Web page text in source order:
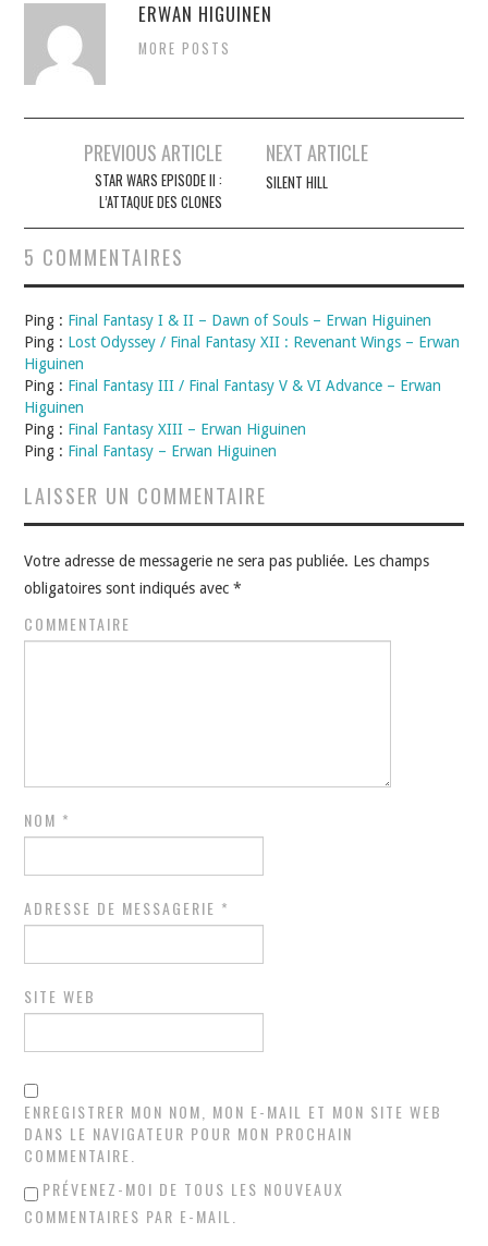
ERWAN HIGUINEN
MORE POSTS
Navigation
articles
PREVIOUS ARTICLE
STAR WARS EPISODE II :
L’ATTAQUE DES CLONES
NEXT ARTICLE
SILENT HILL
5 COMMENTAIRES
Ping : Final Fantasy I & II – Dawn of Souls – Erwan Higuinen
Ping : Lost Odyssey / Final Fantasy XII : Revenant Wings – Erwan
Higuinen
Ping : Final Fantasy III / Final Fantasy V & VI Advance – Erwan
Higuinen
Ping : Final Fantasy XIII – Erwan Higuinen
Ping : Final Fantasy – Erwan Higuinen
LAISSER UN COMMENTAIRE
Votre adresse de messagerie ne sera pas publiée. Les champs
obligatoires sont indiqués avec*
COMMENTAIRE
NOM *
ADRESSE DE MESSAGERIE *
SITE WEB
ENREGISTRER MON NOM, MON E-MAIL ET MON SITE WEB
DANS LE NAVIGATEUR POUR MON PROCHAIN
COMMENTAIRE.
PRÉVENEZ-MOI DE TOUS LES NOUVEAUX
COMMENTAIRES PAR E-MAIL.